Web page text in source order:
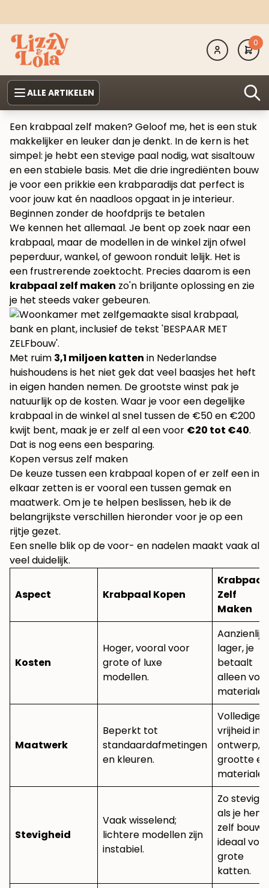
0
ALLE ARTIKELEN
Een krabpaal zelf maken? Geloof me, het is een stuk
makkelijker en leuker dan je denkt. In de kern is het
simpel: je hebt een stevige paal nodig, wat sisaltouw
en een stabiele basis. Met die drie ingrediënten bouw
je voor een prikkie een krabparadijs dat perfect is
voor jouw kat én naadloos opgaat in je interieur.
Beginnen zonder de hoofdprijs te betalen
We kennen het allemaal. Je bent op zoek naar een
krabpaal, maar de modellen in de winkel zijn ofwel
peperduur, wankel, of gewoon ronduit lelijk. Het is
een frustrerende zoektocht. Precies daarom is een
krabpaal zelf maken zo'n briljante oplossing en zie
je het steeds vaker gebeuren.
Met ruim 3,1 miljoen katten in Nederlandse
huishoudens is het niet gek dat veel baasjes het heft
in eigen handen nemen. De grootste winst pak je
natuurlijk op de kosten. Waar je voor een degelijke
krabpaal in de winkel al snel tussen de €50 en €200
kwijt bent, maak je er zelf al een voor €20 tot €40.
Dat is nog eens een besparing.
Kopen versus zelf maken
De keuze tussen een krabpaal kopen of er zelf een in
elkaar zetten is er vooral een tussen gemak en
maatwerk. Om je te helpen beslissen, heb ik de
belangrijkste verschillen hieronder voor je op een
rijtje gezet.
Een snelle blik op de voor- en nadelen maakt vaak al
veel duidelijk.
Aspect Krabpaal Kopen
Krabpaal
Zelf
Maken
Kosten
Hoger, vooral voor
grote of luxe
modellen.
Aanzienlijk
lager, je
betaalt
alleen
Maatwerk
Beperkt tot
standaardafmetingen
en kleuren.
Volledige
vrijheid in
ontwerp,
grootte en
Stevigheid
Vaak wisselend;
lichtere modellen zijn
instabiel.
Zo stevig
als je hem
zelf bouwt;
ideaal voor
grote
katten.